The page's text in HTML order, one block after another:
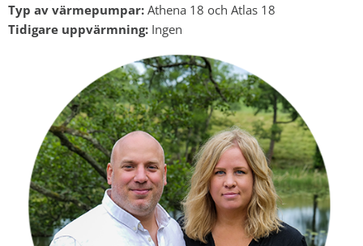
Typ av värmepumpar: Athena 18 och Atlas 18
Tidigare uppvärmning: Ingen